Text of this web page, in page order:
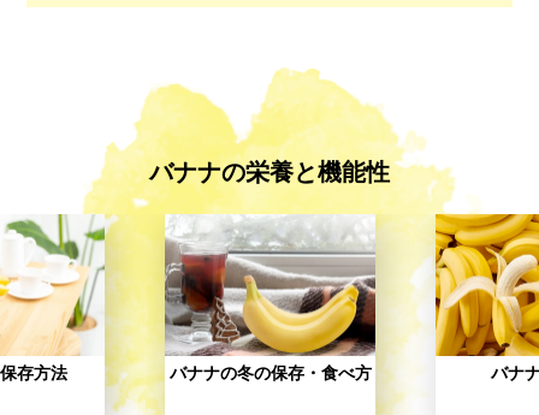
バナナの栄養と機能性
存方法 バナナの冬の保存・食べ方 バナ